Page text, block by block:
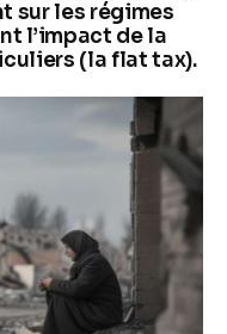
sur les régimes
l’impact de la
(la flat tax).